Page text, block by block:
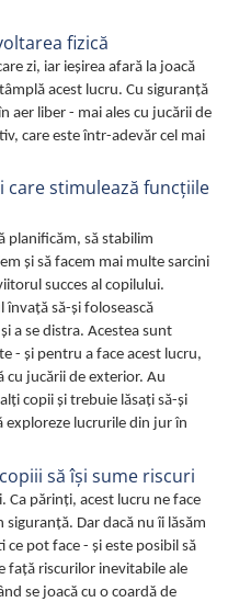
fizică
zi, iar ieșirea afară la joacă
acest lucru. Cu siguranță
aer liber - mai ales cu jucării de
care este într-adevăr cel mai
care stimulează funcţiile
planificăm, să stabilim
și să facem mai multe sarcini
succes al copilului.
să-şi folosească
a se distra. Acestea sunt
- și pentru a face acest lucru,
cu jucării de exterior. Au
copii și trebuie lăsaţi să-și
exploreze lucrurile din jur în
să îşi sume riscuri
Ca părinți, acest lucru ne face
siguranță. Dar dacă nu îi lăsăm
ce pot face - și este posibil să
față riscurilor inevitabile ale
se joacă cu o coardă de